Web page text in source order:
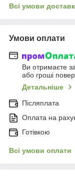
Всі умови
Умови оплати
Ви отримаєте
або гроші
Детальніше
Післяплата
Оплата на
Готівкою
Всі умови оплати